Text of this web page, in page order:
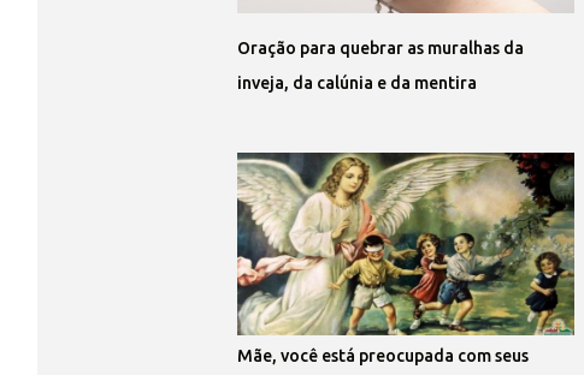
Oração para quebrar as muralhas da
inveja, da calúnia e da mentira
Mãe, você está preocupada com seus